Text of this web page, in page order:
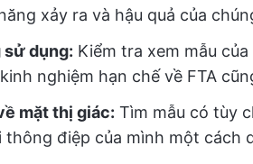
xảy ra và hậu quả của
sử dụng: Kiểm tra xem mẫu
nghiệm hạn chế về FTA
mặt thị giác: Tìm mẫu có tùy
thông điệp của mình một cách